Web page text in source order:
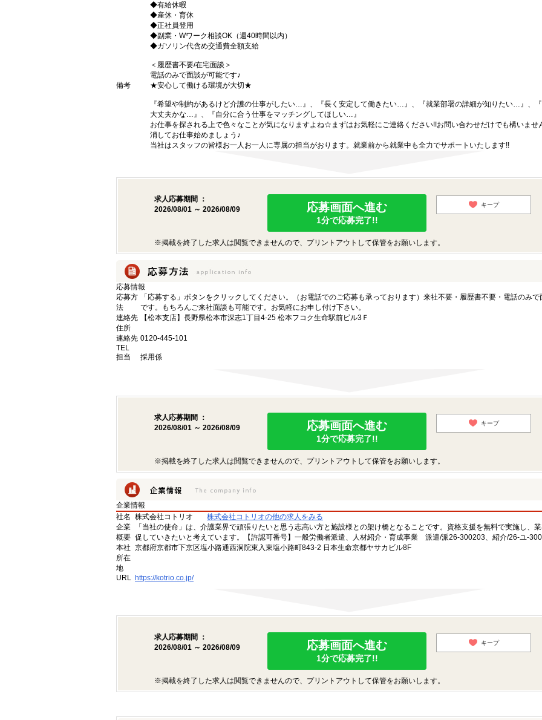
◆有給休暇
◆産休・育休
◆正社員登用
◆副業・Wワーク相談OK（週40時間以内）
◆ガソリン代含め交通費全額支給
＜履歴書不要/在宅面談＞
電話のみで面談が可能です♪
備考
★安心して働ける環境が大切★
『希望や制約があるけど介護の仕事がしたい…』、『長く安定して働きたい…』、『就業部署の詳細が知りたい…』、
大丈夫かな…』、『自分に合う仕事をマッチングしてほしい…』
お仕事を探される上で色々なことが気になりますよね☆まずはお気軽にご連絡ください!!お問い合わせだけでも構いませ
消してお仕事始めましょう♪
当社はスタッフの皆様お一人お一人に専属の担当がおります。就業前から就業中も全力でサポートいたします!!
求人応募期間 ：
2026/08/01 ～ 2026/08/09
応募画面へ進む
1分で応募完了!!
キープ
※掲載を終了した求人は閲覧できませんので、プリントアウトして保管をお願いします。
応募情報
応募方
法
「応募する」ボタンをクリックしてください。（お電話でのご応募も承っております）来社不要・履歴書不要・電話のみで
です。もちろんご来社面談も可能です。お気軽にお申し付け下さい。
連絡先
住所
【松本支店】長野県松本市深志1丁目4-25 松本フコク生命駅前ビル3Ｆ
連絡先
TEL
0120-445-101
担当 採用係
求人応募期間 ：
2026/08/01 ～ 2026/08/09
応募画面へ進む
1分で応募完了!!
キープ
※掲載を終了した求人は閲覧できませんので、プリントアウトして保管をお願いします。
企業情報
社名
株式会社コトリオ
株式会社コトリオの他の求人をみる
企業
概要
「当社の使命」は、介護業界で頑張りたいと思う志高い方と施設様との架け橋となることです。資格支援を無料で実施し、
促していきたいと考えています。【許認可番号】一般労働者派遣、人材紹介・育成事業 派遣/派26-300203、紹介/26-ユ-
本社
所在
地
京都府京都市下京区塩小路通西洞院東入東塩小路町843-2 日本生命京都ヤサカビル8F
URL https://kotrio.co.jp/
求人応募期間 ：
2026/08/01 ～ 2026/08/09
応募画面へ進む
1分で応募完了!!
キープ
※掲載を終了した求人は閲覧できませんので、プリントアウトして保管をお願いします。